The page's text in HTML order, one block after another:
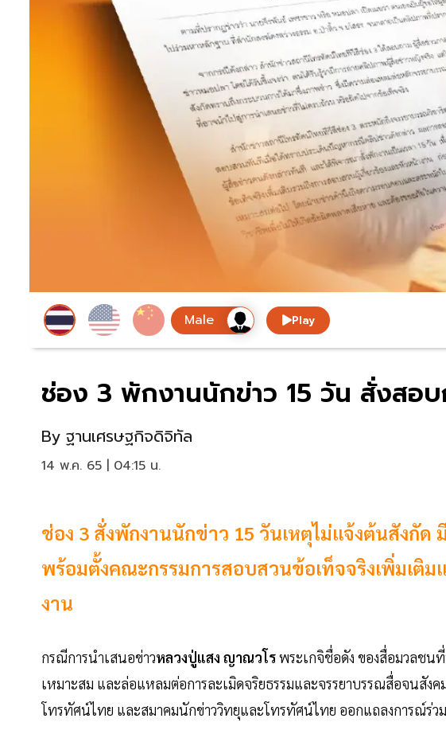
Play
ช่อง 3 พักงานนักข่าว 15 วัน สั่งสอ
By ฐานเศรษฐกิจดิจิทัล
14 พ.ค. 65 | 04:15 น.
ช่อง 3 สั่งพักงานนักข่าว 15 วันเหตุไม่แจ้งต้นสังกั
พร้อมตั้งคณะกรรมการสอบสวนข้อเท็จจริงเพิ่มเติ
งาน
กรณีการนำเสนอข่าวหลวงปู่แสง ญาณวโรพระเกจิชื่อดัง ของสื่อมวลชน
เหมาะสม และล่อแหลมต่อการละเมิดจริยธรรมและจรรยาบรรณสื่อจนสัง
โทรทัศน์ไทย และสมาคมนักข่าววิทยุและโทรทัศน์ไทย ออกแถลงการณ์ร่ว